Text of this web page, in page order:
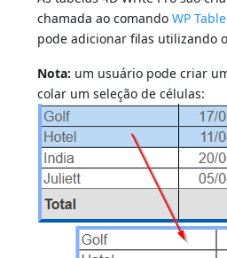
chamada ao comandoWP
pode adicionar filas utilizando
Nota: um usuário pode criar
colar um seleção de células: